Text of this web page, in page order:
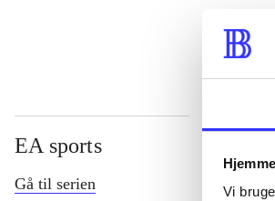
Vi
EA sports
Gå til serien